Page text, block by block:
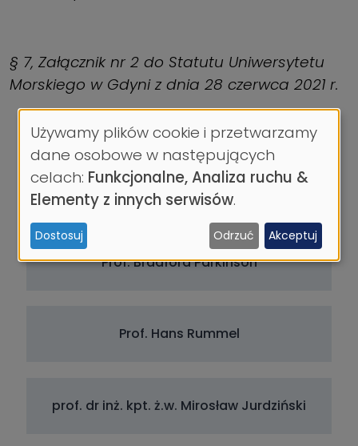
§ 7, Załącznik nr 2 do Statutu Uniwersytetu
Morskiego w Gdyni z dnia 28 czerwca 2021 r.
Dr Yohei Sasakawa
Prof. Bradford Parkinson
Prof. Hans Rummel
prof. dr inż. kpt. ż.w. Mirosław Jurdziński
Wykorzystanie
danych
osobowych
i
ciasteczek
Używamy plików cookie i przetwarzamy
dane osobowe w następujących
celach: Funkcjonalne, Analiza ruchu &
Elementy z innych serwisów.
Dostosuj Odrzuć Akceptuj